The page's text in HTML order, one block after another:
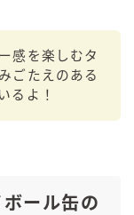
感を楽しむタ
ごたえのある
るよ！
ール缶の